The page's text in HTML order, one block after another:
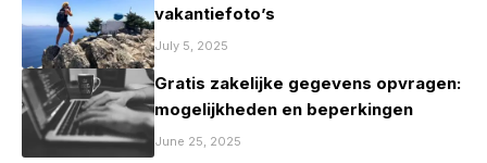
vakantiefoto’s
July 5, 2025
Gratis zakelijke gegevens opvragen:
mogelijkheden en beperkingen
June 25, 2025